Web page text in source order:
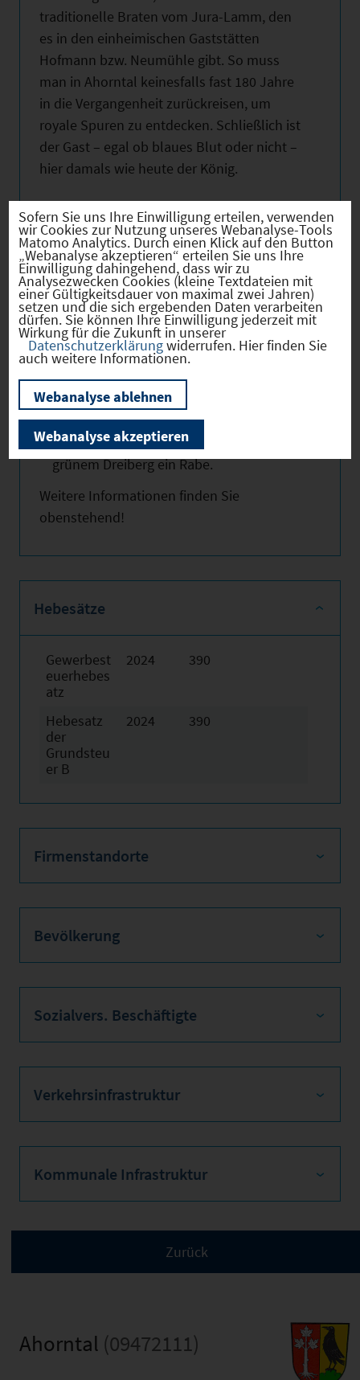
traditionelle Braten vom Jura-Lamm, den
es in den einheimischen Gaststätten
Hofmann bzw. Neumühle gibt. So muss
man in Ahorntal keinesfalls fast 180 Jahre
in die Vergangenheit zurückreisen, um
royale Spuren zu entdecken. Schließlich ist
der Gast – egal ob blaues Blut oder nicht –
hier damals wie heute der König.
Zahlen und Fakten
Ahorntal wurde bereits um 850 erstmals
urkundlich erwähnt.
Zu den regelmäßigen Festen und
Veranstaltungen zählen mehrere
Kirchweihen, der Mittelaltermarkt auf der
Burg Rabenstein und die Ewige Anbetung
in Oberailsfeld.
Das Wappen der Gemeinde: Gespalten
von Rot und Gold; vorne ein silberner
Ahornbaum mit drei Blättern; hinten auf
grünem Dreiberg ein Rabe.
Weitere Informationen finden Sie
obenstehend!
Hebesätze
Gewerbest
euerhebes
atz
2024 390
Hebesatz
der
Grundsteu
er B
2024 390
Firmenstandorte
Bevölkerung
Sozialvers. Beschäftigte
Verkehrsinfrastruktur
Kommunale Infrastruktur
Ahorntal (09472111)
Sofern Sie uns Ihre Einwilligung erteilen, verwenden
wir Cookies zur Nutzung unseres Webanalyse-Tools
Matomo Analytics. Durch einen Klick auf den Button
„Webanalyse akzeptieren“ erteilen Sie uns Ihre
Einwilligung dahingehend, dass wir zu
Analysezwecken Cookies (kleine Textdateien mit
einer Gültigkeitsdauer von maximal zwei Jahren)
setzen und die sich ergebenden Daten verarbeiten
dürfen. Sie können Ihre Einwilligung jederzeit mit
Wirkung für die Zukunft in unserer
Datenschutzerklärungwiderrufen. Hier finden Sie
auch weitere Informationen.
Webanalyse ablehnen
Webanalyse akzeptieren